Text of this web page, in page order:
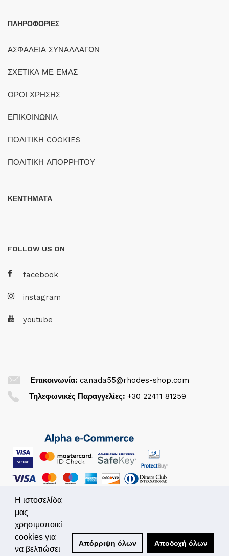
ΠΛΗΡΟΦΟΡΙΕΣ
ΑΣΦΑΛΕΙΑ ΣΥΝΑΛΛΑΓΩΝ
ΣΧΕΤΙΚΑ ΜΕ ΕΜΑΣ
ΟΡΟΙ ΧΡΗΣΗΣ
ΕΠΙΚΟΙΝΩΝΙΑ
ΠΟΛΙΤΙΚΗ COOKIES
ΠΟΛΙΤΙΚΗ ΑΠΟΡΡΗΤΟΥ
ΚΕΝΤΗΜΑΤΑ
FOLLOW US ON
facebook
instagram
youtube
Επικοινωνία: canada55@rhodes-shop.com
Τηλεφωνικές Παραγγελίες: +30 22411 81259
© 2026. All Rights Reserved
Powered by
Simplo.gr
Η ιστοσελίδα
μας
χρησιμοποιεί
cookies για
να βελτιώσει
Απόρριψη όλων Αποδοχή όλων